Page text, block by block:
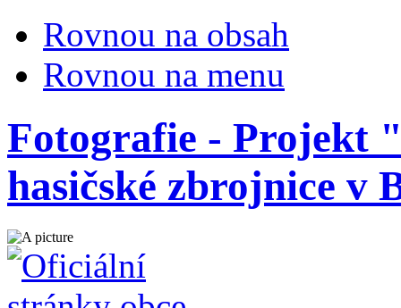
Rovnou na obsah
Rovnou na menu
Fotografie - Projekt
hasičské zbrojnice v